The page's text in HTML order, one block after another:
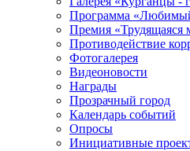
Программа
Премия «Трудящаяся
Противодействие
Фотогалерея
Видеоновости
Награды
Прозрачный город
Календарь событий
Опросы
Инициативные